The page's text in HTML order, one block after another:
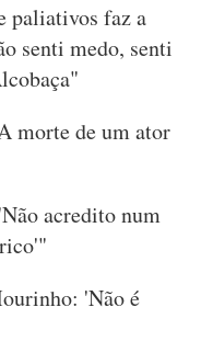
paliativos faz a
senti medo, senti
morte de um ator
acredito num
'Não é